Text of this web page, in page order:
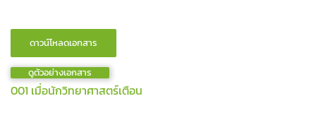
ดูตัวอย่างเอกสาร
001 เมื่อนักวิทยาศาสตร์เตือน